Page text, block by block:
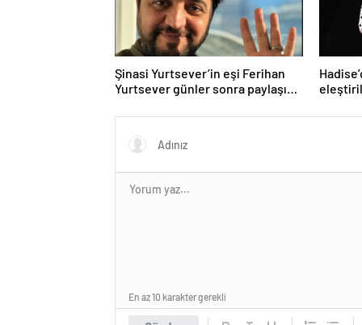
Şinasi Yurtsever’in eşi Ferihan
Yurtsever günler sonra paylaşım
En az 10 karakter gerekli